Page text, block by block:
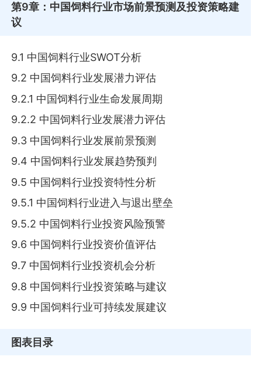
第9章 ：中国饲料行业市场前景预测及投资策略建
议
9.1 中国饲料行业SWOT分析
9.2 中国饲料行业发展潜力评估
9.2.1 中国饲料行业生命发展周期
9.2.2 中国饲料行业发展潜力评估
9.3 中国饲料行业发展前景预测
9.4 中国饲料行业发展趋势预判
9.5 中国饲料行业投资特性分析
9.5.1 中国饲料行业进入与退出壁垒
9.5.2 中国饲料行业投资风险预警
9.6 中国饲料行业投资价值评估
9.7 中国饲料行业投资机会分析
9.8 中国饲料行业投资策略与建议
9.9 中国饲料行业可持续发展建议
图表目录